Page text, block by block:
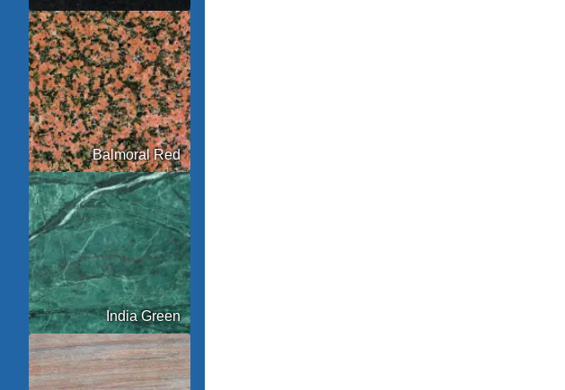
Balmoral Red
India Green